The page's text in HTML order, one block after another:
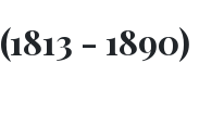
(1813 - 1890)